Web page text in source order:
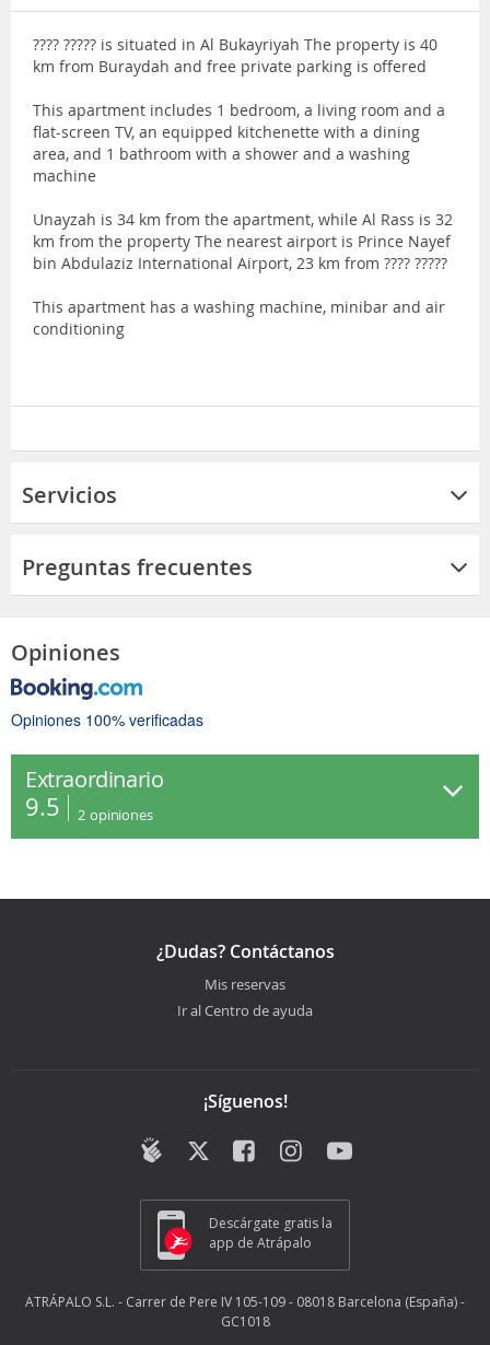
???? ????? is situated in Al Bukayriyah The property is 40
km from Buraydah and free private parking is offered
This apartment includes 1 bedroom, a living room and a
flat-screen TV, an equipped kitchenette with a dining
area, and 1 bathroom with a shower and a washing
machine
Unayzah is 34 km from the apartment, while Al Rass is 32
km from the property The nearest airport is Prince Nayef
bin Abdulaziz International Airport, 23 km from ???? ?????
This apartment has a washing machine, minibar and air
conditioning
Servicios
Preguntas frecuentes
Opiniones
Opiniones 100% verificadas
Extraordinario
9.5 2 opiniones
¿Dudas? Contáctanos
Mis reservas
Ir al Centro de ayuda
¡Síguenos!
Descárgate gratis la
app de Atrápalo
ATRÁPALO S.L. - Carrer de Pere IV 105-109 - 08018 Barcelona (España) -
GC1018